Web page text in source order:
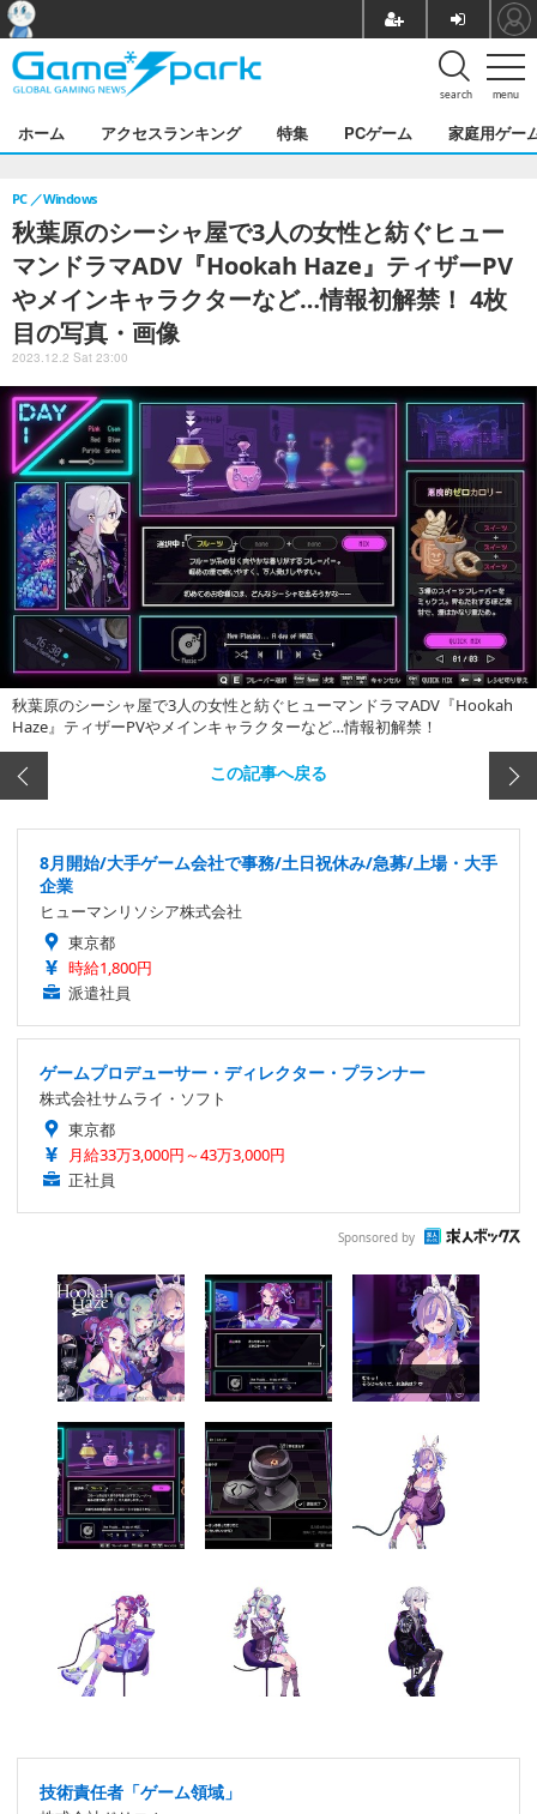
menu
search
ホーム アクセスランキング 特集 PCゲーム 家庭用ゲー
秋葉原のシーシャ屋で3人の女性と紡ぐヒュー
マンドラマADV『Hookah Haze』ティザーPV
やメインキャラクターなど…情報初解禁！ 4枚
目の写真・画像
PC Windows
2023.12.2 Sat 23:00
秋葉原のシーシャ屋で3人の女性と紡ぐヒューマンドラマADV『Hookah
Haze』ティザーPVやメインキャラクターなど…情報初解禁！
この記事へ戻る
8月開始/大手ゲーム会社で事務/土日祝休み/急募/上場・大手
企業
ヒューマンリソシア株式会社
東京都
時給1,800円
派遣社員
ゲームプロデューサー・ディレクター・プランナー
株式会社サムライ・ソフト
東京都
月給33万3,000円～43万3,000円
正社員
Sponsored by
技術責任者「ゲーム領域」